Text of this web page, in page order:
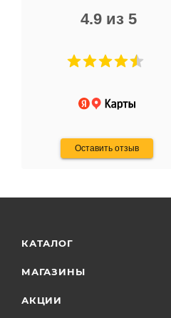
4.9 из 5
Оставить отзыв
Не понравились условия
и дают только на год)
КАТАЛОГ
МАГАЗИНЫ
АКЦИИ